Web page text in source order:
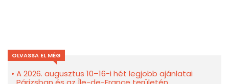
OLVASSA EL MÉG
A 2026. augusztus 10–16-i hét legjobb ajánlatai